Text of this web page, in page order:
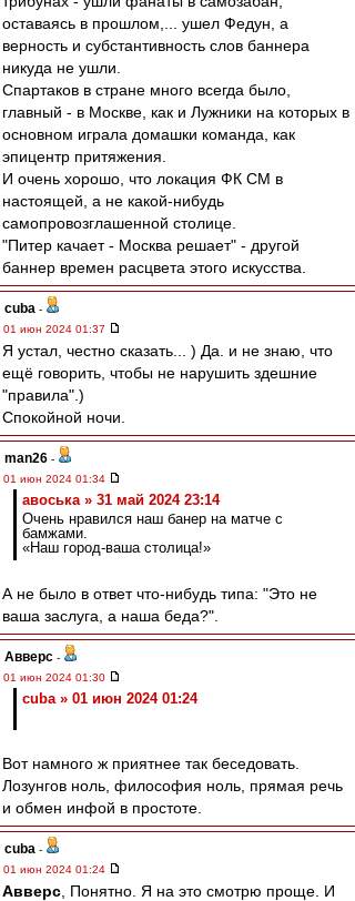
оставаясь в прошлом,... ушел Федун, а
верность и субстантивность слов баннера
никуда не ушли.
Спартаков в стране много всегда было,
главный - в Москве, как и Лужники на которых в
основном играла домашки команда, как
эпицентр притяжения.
И очень хорошо, что локация ФК СМ в
настоящей, а не какой-нибудь
самопровозглашенной столице.
"Питер качает - Москва решает" - другой
баннер времен расцвета этого искусства.
cuba -
01 июн 2024 01:37
Я устал, честно сказать... ) Да. и не знаю, что
ещё говорить, чтобы не нарушить здешние
"правила".)
Спокойной ночи.
man26 -
01 июн 2024 01:34
авоська » 31 май 2024 23:14
Очень нравился наш банер на матче с
бамжами.
«Наш город-ваша столица!»
А не было в ответ что-нибудь типа: "Это не
ваша заслуга, а наша беда?".
Авверс -
01 июн 2024 01:30
cuba » 01 июн 2024 01:24
Вот намного ж приятнее так беседовать.
Лозунгов ноль, философия ноль, прямая речь
и обмен инфой в простоте.
cuba -
01 июн 2024 01:24
Авверс , Понятно. Я на это смотрю проще. И